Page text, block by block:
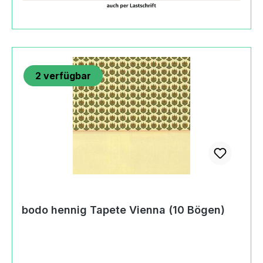
bodo hennig Erna Meyer Junge ist ein eigener
bodo hennig Erna Meyer Junge ist ein eigener
Artikel 0115-31379. Das bodo hennig Erna Meyer
Mädchen, mit Puppe ist ein eigener Artikel 0115-
Krabbeldecke ist ein eigener Artikel 0115-31403.
Produktdaten und Details zu bodo hennig Erna
Meyer Mädchen:Lieferumfang1 Mädchenohne
AccessoiresMaßeLänge: 5 cmBreite: 3 cmHöhe:
JahreMachart/Stilbodo hennig Erna Meyer
GermanySicherheitAchtung! Nicht für Kinder
unter 36 Monaten geeignet. Erstickungsgefahr
2 verfügbar
bodo hennig Tapete Vienna (10 Bögen)